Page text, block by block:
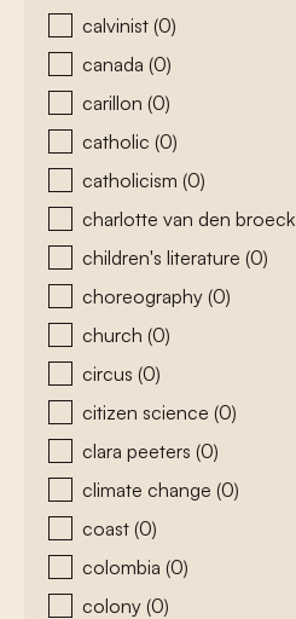
calvinist (0)
canada (0)
carillon (0)
catholic (0)
catholicism (0)
charlotte van den broeck
children's literature (0)
choreography (0)
church (0)
circus (0)
citizen science (0)
clara peeters (0)
climate change (0)
coast (0)
colombia (0)
colony (0)